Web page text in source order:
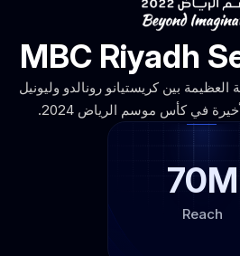
MBC Riyadh
بين كريستيانو رونالدو وليونيل
في كأس موسم الرياض 2024.
70M
Reach